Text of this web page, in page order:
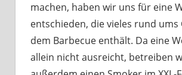
machen, haben wir uns für eine
entschieden, die vieles rund ums
dem Barbecue enthält. Da eine
allein nicht ausreicht, betreiben